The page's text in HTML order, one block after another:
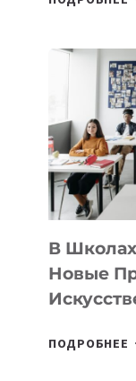
В Школах
Новые
ПОДРОБНЕЕ